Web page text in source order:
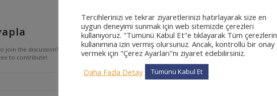
CEVAPLAR
join the discussion?
to contribute!
Tercihlerinizi ve tekrar ziyaretlerinizi hatırlayarak size en
uygun deneyimi sunmak için web sitemizde çerezleri
kullanıyoruz. "Tümünü Kabul Et"e tıklayarak Tüm çerezlerin
kullanımına izin vermiş olursunuz. Ancak, kontrollü bir onay
vermek için "Çerez Ayarları"nı ziyaret edebilirsiniz.
Daha Fazla Detay
Tümünü Kabul Et